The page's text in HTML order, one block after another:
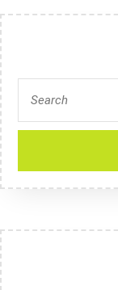
for: